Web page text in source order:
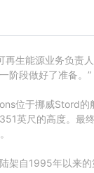
生能源业务负责
阶段做好了准备。”
位于挪威Stord
英尺的高度。最
架自1995年以来